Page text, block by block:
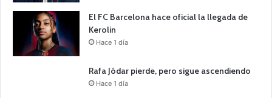
El FC Barcelona hace oficial la llegada de
Kerolin
Hace 1 día
Rafa Jódar pierde, pero sigue ascendiendo
Hace 1 día